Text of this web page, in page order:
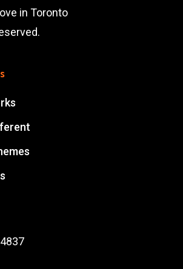
in Toronto